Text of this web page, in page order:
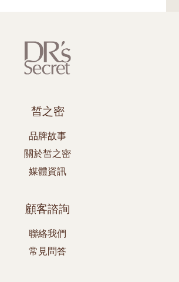
皙之密
品牌故事
關於皙之密
媒體資訊
顧客諮詢
聯絡我們
常見問答